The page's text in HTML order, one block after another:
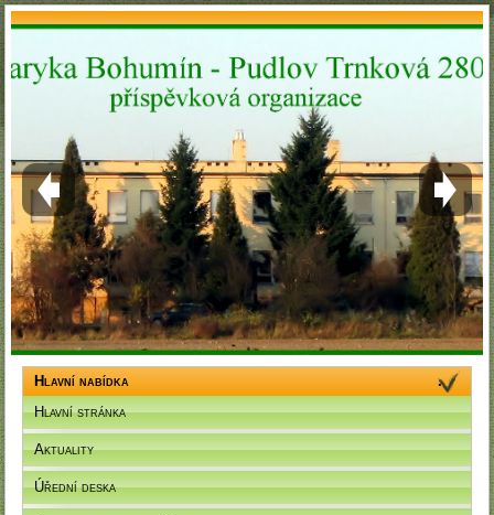
Hlavní nabídka
Hlavní stránka
Aktuality
Úřední deska